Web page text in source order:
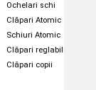
Ochelari schi
Clăpari Atomic
Schiuri Atomic
Clăpari reglabili
Clăpari copii